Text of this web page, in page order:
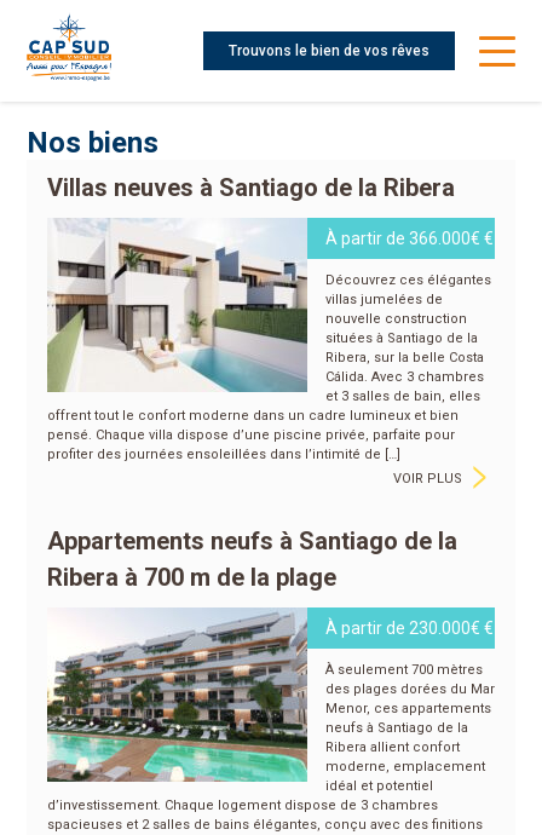
Trouvons le bien de vos rêves
Nos biens
Villas neuves à Santiago de la Ribera
À partir de 366.000€ €
Découvrez ces élégantes
villas jumelées de
nouvelle construction
situées à Santiago de la
Ribera, sur la belle Costa
Cálida. Avec 3 chambres
et 3 salles de bain, elles
offrent tout le confort moderne dans un cadre lumineux et bien
pensé. Chaque villa dispose d’une piscine privée, parfaite pour
profiter des journées ensoleillées dans l’intimité de […]
VOIR PLUS
>
Appartements neufs à Santiago de la
Ribera à 700 m de la plage
À partir de 230.000€ €
À seulement 700 mètres
des plages dorées du Mar
Menor, ces appartements
neufs à Santiago de la
Ribera allient confort
moderne, emplacement
idéal et potentiel
d’investissement. Chaque logement dispose de 3 chambres
spacieuses et 2 salles de bains élégantes, conçu avec des finitions